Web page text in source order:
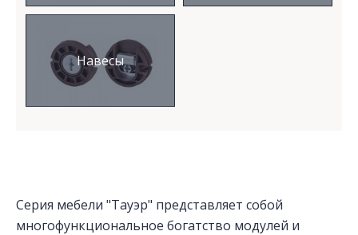
Навесы
Серия мебели "Тауэр" представляет собой
многофункциональное богатство модулей и